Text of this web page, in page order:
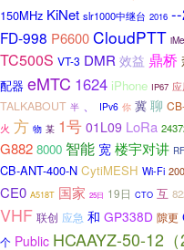
150MHz KiNet slr1000中继台 2016
FD-998 P6600CloudPTT
TC500S VT-3 DMR 效益 鼎桥
配器 eMTC 1624 iPhone IP67
TALKABOUT 半 、 IPv6 你 冀 聊
火 方 物 某 1号 01L09 LoRa
G882 8000 智能 宽 楼宇对讲
CB-ANT-400-N CytiMESH Wi-Fi
CE0 A518T 国家 25日 19日 CTO 互
VHF 联创 应急 和 GP338D 隙更
个 Public HCAAYZ-50-12（